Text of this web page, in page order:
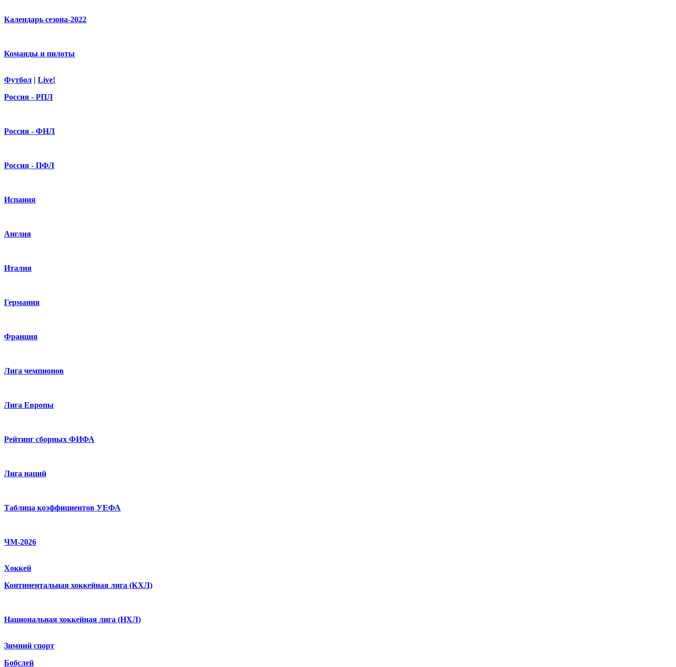
Календарь сезона-2022
Команды и пилоты
Футбол | Live!
Россия - РПЛ
Россия - ФНЛ
Россия - ПФЛ
Испания
Англия
Италия
Германия
Франция
Лига чемпионов
Лига Европы
Рейтинг сборных ФИФА
Лига наций
Таблица коэффициентов УЕФА
ЧМ-2026
Хоккей
Континентальная хоккейная лига (КХЛ)
Национальная хоккейная лига (НХЛ)
Зимний спорт
Бобслей